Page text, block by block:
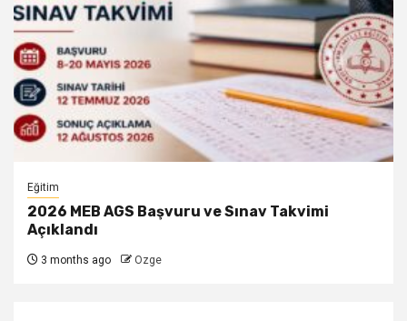
Eğitim
2026 MEB AGS Başvuru ve Sınav Takvimi
Açıklandı
3 months ago Ozge